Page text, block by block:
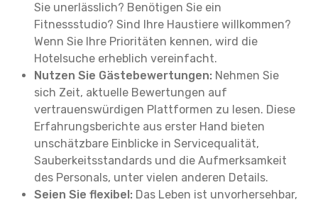
Sie unerlässlich? Benötigen Sie ein
Fitnessstudio? Sind Ihre Haustiere willkommen?
Wenn Sie Ihre Prioritäten kennen, wird die
Hotelsuche erheblich vereinfacht.
Nutzen Sie Gästebewertungen: Nehmen Sie
sich Zeit, aktuelle Bewertungen auf
vertrauenswürdigen Plattformen zu lesen. Diese
Erfahrungsberichte aus erster Hand bieten
unschätzbare Einblicke in Servicequalität,
Sauberkeitsstandards und die Aufmerksamkeit
des Personals, unter vielen anderen Details.
Seien Sie flexibel: Das Leben ist unvorhersehbar,